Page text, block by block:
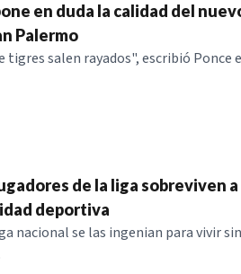
en duda la calidad del
Palermo
salen rayados", escribió Ponce
de la liga sobreviven
deportiva
nacional se las ingenian para vivir